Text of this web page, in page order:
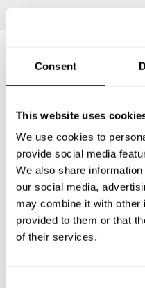
Consent
This website uses
We use cookies to
provide social media
We also share
our social media,
may combine it with other
provided to them or that
of their services.
Estas son las preguntas
Domicilio
¿Qué incluye un servicio
Temamatla?